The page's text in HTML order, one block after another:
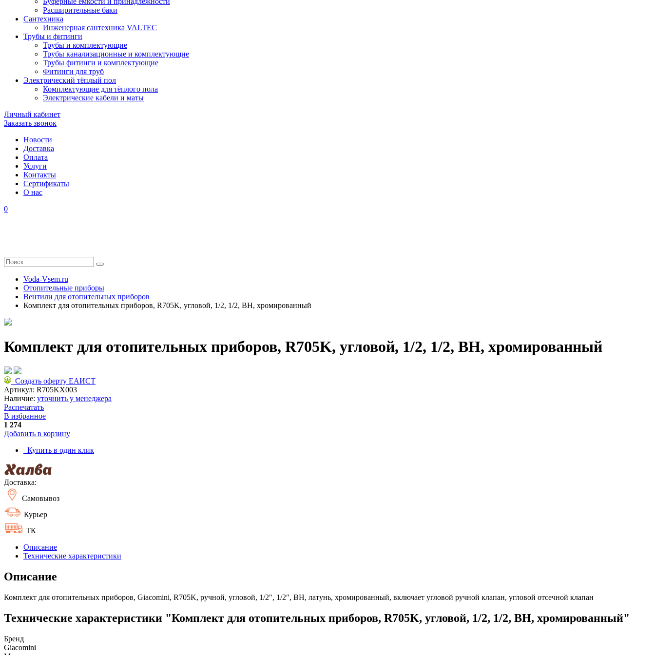
Расширительные баки
Сантехника
Инженерная сантехника VALTEC
Трубы и фитинги
Трубы и комплектующие
Трубы канализационные и комплектующие
Трубы фитинги и комплектующие
Фитинги для труб
Электрический тёплый пол
Комплектующие для тёплого пола
Электрические кабели и маты
Личный кабинет
Заказать звонок
Новости
Доставка
Оплата
Услуги
Контакты
Cертификаты
О нас
0
Voda-Vsem.ru
Отопительные приборы
Вентили для отопительных приборов
Комплект для отопительных приборов, R705K, угловой, 1/2, 1/2, ВН, хромированный
Комплект для отопительных приборов, R705K, угловой, 1/2, 1/2, ВН, хромированный
Создать оферту ЕАИСТ
Артикул: R705KX003
Наличие: уточнить у менеджера
Распечатать
В избранное
1 274
Добавить в корзину
Купить в один клик
Доставка:
Самовывоз
Курьер
ТК
Описание
Технические характеристики
Описание
Комплект для отопительных приборов, Giacomini, R705K, ручной, угловой, 1/2", 1/2", ВН, латунь, хромированный, включает угловой ручной клапан, угловой отсечной клапан
Технические характеристики "Комплект для отопительных приборов, R705K, угловой, 1/2, 1/2, ВН, хромированный"
Бренд
Giacomini